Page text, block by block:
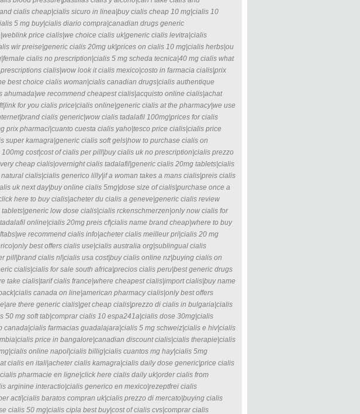
cialis cheap|cialis sicuro in linea|buy cialis cheap 10 mg|cialis 10
5 mg buy|cialis diario compra|canadian drugs generic
price cialis|we choice cialis uk|generic cialis levitra|cialis
wir preise|generic cialis 20mg uk|prices on cialis 10 mg|cialis herbs|ou
cialis no prescription|cialis 5 mg scheda tecnica|40 mg cialis what
cialis|wow look it cialis mexico|costo in farmacia cialis|prix
best choice cialis woman|cialis canadian drugs|cialis authentique
recommend cheapest cialis|acquisto online cialis|achat
for you cialis price|cialis online|generic cialis at the pharmacy|we use
cialis generic|wow cialis tadalafil 100mg|prices for cialis
prix pharmaci|cuanto cuesta cialis yaho|tesco price cialis|cialis price
super kamagra|generic cialis soft gels|how to purchase cialis on
cost|cost of cialis per pill|buy cialis uk no prescription|cialis prezzo
cheap cialis|overnight cialis tadalafil|generic cialis 20mg tablets|cialis
cialis|cialis generico lilly|if a woman takes a mans cialis|preis cialis
uk next day|buy online cialis 5mg|dose size of cialis|purchase once a
here to buy cialis|acheter du cialis a geneve|generic cialis review
low dose cialis|cialis rckenschmerzen|only now cialis for
online|cialis 20mg preis cf|cialis name brand cheap|where to buy
recommend cialis info|acheter cialis meilleur pri|cialis 20 mg
best offers cialis use|cialis australia org|sublingual cialis
pill|brand cialis nl|cialis usa cost|buy cialis online nz|buying cialis on
cialis|cialis for sale south africa|precios cialis peru|best generic drugs
take cialis|tarif cialis france|where cheapest cialis|import cialis|buy name
canada on line|american pharmacy cialis|only best offers
there generic cialis|get cheap cialis|prezzo di cialis in bulgaria|cialis
50 mg soft tab|comprar cialis 10 espa241a|cialis dose 30mg|cialis
farmacias guadalajara|cialis 5 mg schweiz|cialis e hiv|cialis
price in bangalore|canadian discount cialis|cialis therapie|cialis
online napol|cialis billig|cialis cuantos mg hay|cialis 5mg
cialis en itali|acheter cialis kamagra|cialis daily dose generic|price cialis
pharmacie en ligne|click here cialis daily uk|order cialis from
arginine interactio|cialis generico en mexico|rezeptfrei cialis
acti|cialis baratos compran uk|cialis prezzo di mercato|buying cialis
cialis 50 mg|cialis cipla best buy|cost of cialis cvs|comprar cialis